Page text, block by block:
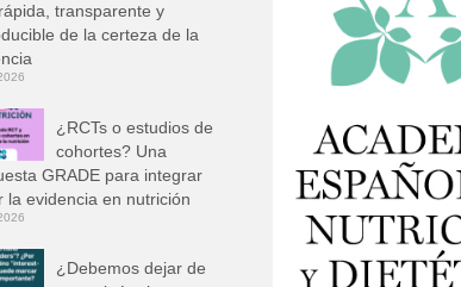
transparente y
de la certeza de la
¿RCTs o estudios de
cohortes? Una
GRADE para integrar
la evidencia en nutrición
¿Debemos dejar de